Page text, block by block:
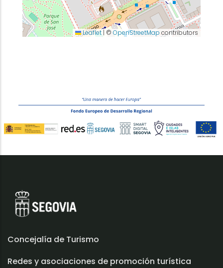
Leaflet | © OpenStreetMap contributors
Concejalía de Turismo
Redes y asociaciones de promoción turística